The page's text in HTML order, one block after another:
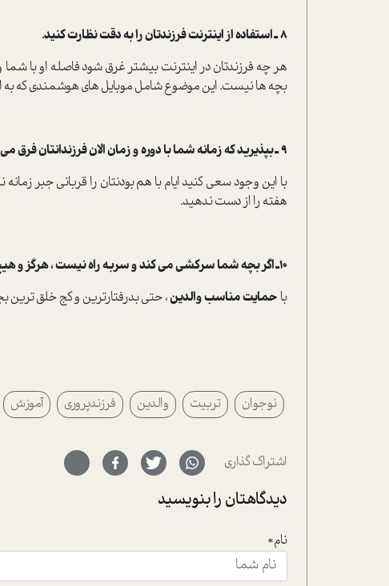
8 ـ استفاده از اینترنت فرزندتان را به دقت نظارت کنید.
هر چه فرزندتان در اینترنت بیشتر غرق شود فاصله او با
بچه ها نیست. این موضوع شامل موبایل های هوشمندی که
9 ـ بپذیرید که زمانه شما با دوره و زمان الان فرزندانتان فرق می کند و بچه ها سبک زندگی متفاوتی را ترجیح می دهند.
با این وجود سعی کنید ایام با هم بودنتان را قربانی جبر
هفته را از دست ندهید.
10ـ اگر بچه شما سرکشی می کند و سربه راه نیست ، هرگز و هیچ وقت تسلیم نشوید.
با حمایت مناسب والدین، حتی بدرفتارترین و کج خلق
نوجوان تربیت والدین فرزندپروری آموزش
اشتراک گذاری
دیدگاهتان را بنویسید
نام*